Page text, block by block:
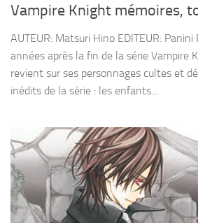
Vampire Knight mémoires,
AUTEUR: Matsuri Hino EDITEUR: Panini
années après la fin de la série Vampire
revient sur ses personnages cultes et
inédits de la série : les enfants...